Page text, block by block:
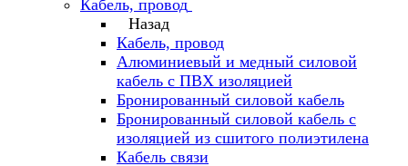
Кабель, провод
Назад
Кабель, провод
Алюминиевый и медный силовой
кабель с ПВХ изоляцией
Бронированный силовой кабель
Бронированный силовой кабель с
изоляцией из сшитого полиэтилена
Кабель связи